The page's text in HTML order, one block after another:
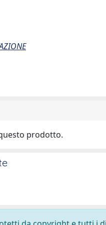
prodotto.